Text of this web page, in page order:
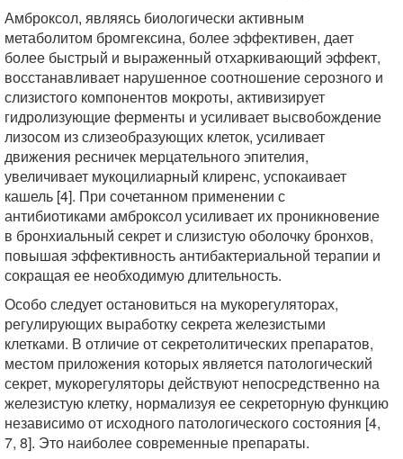
Амброксол, являясь биологически активным
метаболитом бромгексина, более эффективен, дает
более быстрый и выраженный отхаркивающий эффект,
восстанавливает нарушенное соотношение серозного и
слизистого компонентов мокроты, активизирует
гидролизующие ферменты и усиливает высвобождение
лизосом из слизеобразующих клеток, усиливает
движения ресничек мерцательного эпителия,
увеличивает мукоцилиарный клиренс, успокаивает
кашель [4]. При сочетанном применении с
антибиотиками амброксол усиливает их проникновение
в бронхиальный секрет и слизистую оболочку бронхов,
повышая эффективность антибактериальной терапии и
сокращая ее необходимую длительность.
Особо следует остановиться на мукорегуляторах,
регулирующих выработку секрета железистыми
клетками. В отличие от секретолитических препаратов,
местом приложения которых является патологический
секрет, мукорегуляторы действуют непосредственно на
железистую клетку, нормализуя ее секреторную функцию
независимо от исходного патологического состояния [4,
7, 8]. Это наиболее современные препараты.